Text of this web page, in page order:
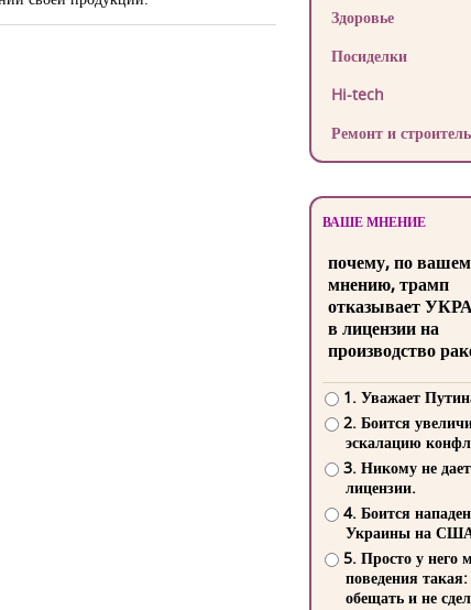
Здоровье
Посиделки
Hi-tech
Ремонт и
ВАШЕ МНЕНИЕ
почему, по
мнению, трамп
отказывает
в лицензии на
производство
1. Уважает
2. Боится
эскалацию
3. Никому не
лицензии.
4. Боится
Украины на
5. Просто у него
поведения такая:
обещать и не